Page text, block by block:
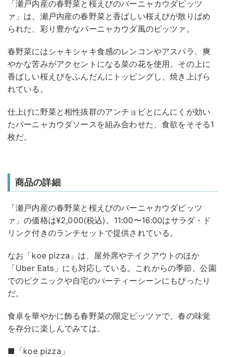
「瀬戸内産の春野菜と桜えびのバーニャカウダピッツ
ァ」は、瀬戸内産の春野菜と香ばしい桜えびが散りばめ
られた、彩り豊かなバーニャカウダ風のピッツァ。
春野菜にはシャキシャキ食感のレンコンやアスパラ、爽
やかな苦みがアクセントになる菜の花を使用。その上に
香ばしい桜えびをふんだんにトッピングし、焼き上げら
れている。
仕上げに野菜と相性抜群のアンチョビとにんにくが効い
たバーニャカウダソースを組み合わせた、食欲をそそる1
枚だ。
商品の詳細
「瀬戸内産の春野菜と桜えびのバーニャカウダピッツ
ァ」の価格は¥2,000(税込)。11:00〜16:00はサラダ・ド
リンク付きのランチセットで提供されている。
なお「koe pizza」は、屋外席やテイクアウトのほか
「Uber Eats」にも対応している。これからの季節、公園
でのピクニックや自宅のパーティーシーンにもぴったり
だ。
食卓を華やかに飾る春野菜の限定ピッツァで、春の味覚
を存分に楽しんでみては。
■「koe pizza」